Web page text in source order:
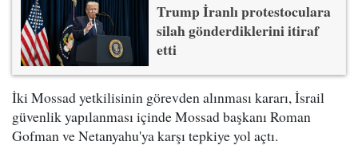
Trump İranlı protestoculara
silah gönderdiklerini itiraf
etti
İki Mossad yetkilisinin görevden alınması kararı, İsrail
güvenlik yapılanması içinde Mossad başkanı Roman
Gofman ve Netanyahu'ya karşı tepkiye yol açtı.